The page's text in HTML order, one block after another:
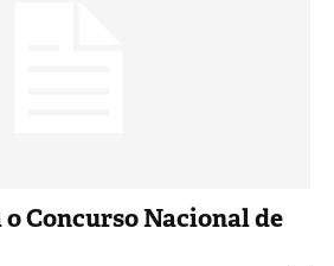
Concurso Nacional de